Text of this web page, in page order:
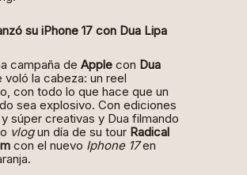
su iPhone 17 con Dua Lipa
campaña de Apple con Dua
voló la cabeza: un reel
con todo lo que hace que un
sea explosivo. Con ediciones
súper creativas y Dua filmando
vlogun día de su tour Radical
con el nuevo Iphone 17en